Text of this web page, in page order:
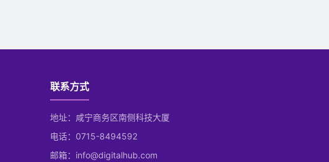
联系方式
地址：咸宁商务区南侧科技大厦
电话：0715-8494592
邮箱：info@digitalhub.com